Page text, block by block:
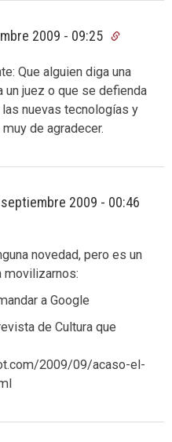
2009 - 09:25
Que alguien diga una
juez o que se defienda
nuevas tecnologías y
de agradecer.
2009 - 00:46
novedad, pero es un
movilizarnos:
a Google
de Cultura que
2009/09/acaso-el-